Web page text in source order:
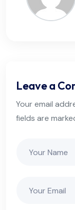
Leave a
Your email
fields are